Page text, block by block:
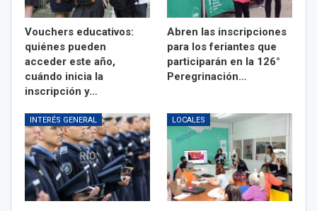
Vouchers educativos:
quiénes pueden
acceder este año,
cuándo inicia la
inscripción y…
Abren las inscripciones
para los feriantes que
participarán en la 126°
Peregrinación…
INTERÉS GENERAL LOCALES